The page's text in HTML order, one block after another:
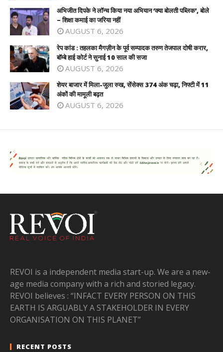
अभिजीत दिपके ने लॉन्च किया नया अभियान ‘क्या बोलती पब्लिक’, बोले
– शिक्षा कमाई का जरिया नहीं
AUGUST 6, 2026
रेप कांड : तहलका मैगज़ीन के पूर्व सम्पादक तरुण तेजपाल दोषी करार,
बॉम्बे हाई कोर्ट ने सुनाई 10 साल की सजा
AUGUST 6, 2026
शेयर बाजार में मिला-जुला रुख, सेंसेक्स 374 अंक चढ़ा, निफ्टी में 11
अंकों की मामूली बढ़त
AUGUST 6, 2026
REVOI is a independent media start-up. We are a new-
age media company with a rich and storied legacy.
REVOI believes : “INFACT EVERY PERSON ON THIS
EARTH IS ARGUABLY A STAKEHOLDER IN EVERY
ORGANISATION ON THIS PLANET”
RECENT POSTS